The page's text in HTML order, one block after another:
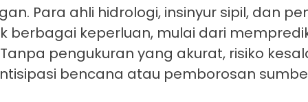
Para ahli hidrologi, insinyur sipil, dan
berbagai keperluan, mulai dari
pengukuran yang akurat, risiko
bencana atau pemborosan